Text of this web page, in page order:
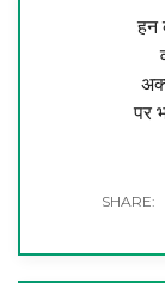
हन
पर